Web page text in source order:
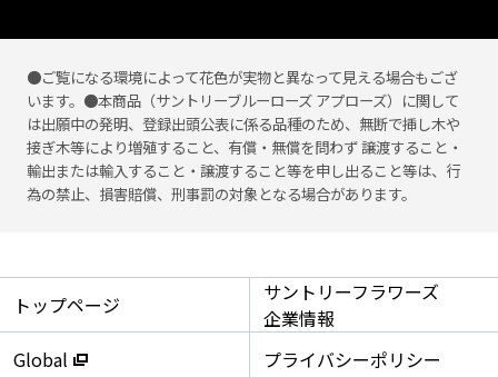
●ご覧になる環境によって花色が実物と異なって見える場合もござ
います。●本商品（サントリーブルーローズ アプローズ）に関して
は出願中の発明、登録出頭公表に係る品種のため、無断で挿し木や
接ぎ木等により増殖すること、有償・無償を問わず 譲渡すること・
輸出または輸入すること・譲渡すること等を申し出ること等は、行
為の禁止、損害賠償、刑事罰の対象となる場合があります。
トップページ
サントリーフラワーズ
企業情報
Global
プライバシーポリシー